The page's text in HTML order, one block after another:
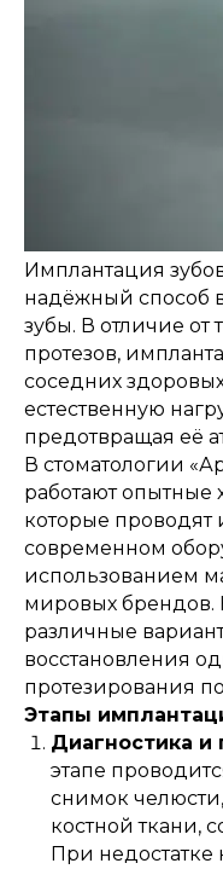
Имплантация
надёжный способ
зубы. В отличие
протезов,
соседних
естественную
предотвращая её
В стоматологии
работают опытные
которые
современном
использованием
мировых брендов.
различные
восстановления
протезирования
Этапы
Диагностика и
этапе
снимок
костной ткани,
При недостатке